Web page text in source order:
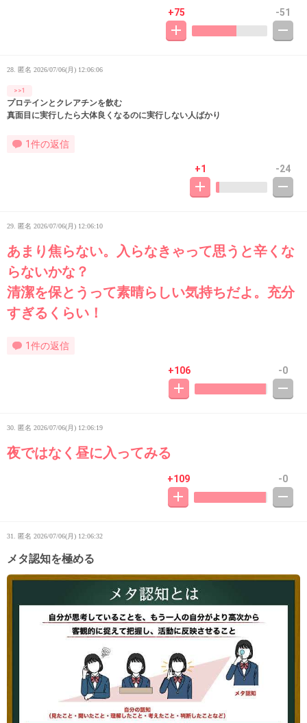
+75 -51
28. 匿名 2026/07/06(月) 12:06:06
>>1
プロテインとクレアチンを飲む
真面目に実行したら大体良くなるのに実行しない人ばかり
1件の返信
+1 -24
29. 匿名 2026/07/06(月) 12:06:10
あまり焦らない。入らなきゃって思うと辛くな
らないかな？
清潔を保とうって素晴らしい気持ちだよ。充分
すぎるくらい！
1件の返信
+106 -0
30. 匿名 2026/07/06(月) 12:06:19
夜ではなく昼に入ってみる
+109 -0
31. 匿名 2026/07/06(月) 12:06:32
メタ認知を極める